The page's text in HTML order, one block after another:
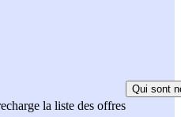
la liste des offres
Qui sont